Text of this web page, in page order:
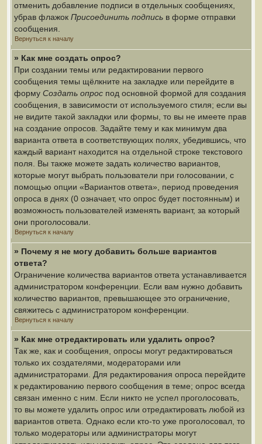
отменить добавление подписи в отдельных сообщениях,
убрав флажок Присоединить подпись в форме отправки
сообщения.
Вернуться к началу
» Как мне создать опрос?
При создании темы или редактировании первого
сообщения темы щёлкните на закладке или перейдите в
форму Создать опрос под основной формой для создания
сообщения, в зависимости от используемого стиля; если вы
не видите такой закладки или формы, то вы не имеете прав
на создание опросов. Задайте тему и как минимум два
варианта ответа в соответствующих полях, убедившись, что
каждый вариант находится на отдельной строке текстового
поля. Вы также можете задать количество вариантов,
которые могут выбрать пользователи при голосовании, с
помощью опции «Вариантов ответа», период проведения
опроса в днях (0 означает, что опрос будет постоянным) и
возможность пользователей изменять вариант, за который
они проголосовали.
Вернуться к началу
» Почему я не могу добавить больше вариантов
ответа?
Ограничение количества вариантов ответа устанавливается
администратором конференции. Если вам нужно добавить
количество вариантов, превышающее это ограничение,
свяжитесь с администратором конференции.
Вернуться к началу
» Как мне отредактировать или удалить опрос?
Так же, как и сообщения, опросы могут редактироваться
только их создателями, модераторами или
администраторами. Для редактирования опроса перейдите
к редактированию первого сообщения в теме; опрос всегда
связан именно с ним. Если никто не успел проголосовать,
то вы можете удалить опрос или отредактировать любой из
вариантов ответа. Однако если кто-то уже проголосовал, то
только модераторы или администраторы могут